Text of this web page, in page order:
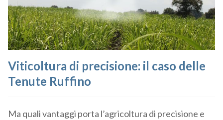
Viticoltura di precisione: il caso delle
Tenute Ruffino
Ma quali vantaggi porta l’agricoltura di precisione e